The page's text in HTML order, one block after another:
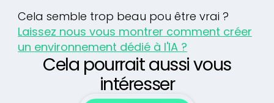
Cela semble trop beau pou être vrai ?
Laissez nous vous montrer comment créer
un environnement dédié à l'IA ?
Cela pourrait aussi vous
intéresser